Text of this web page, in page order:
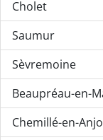
Cholet
Saumur
Sèvremoine
Beaupréau-en-
Chemillé-en-